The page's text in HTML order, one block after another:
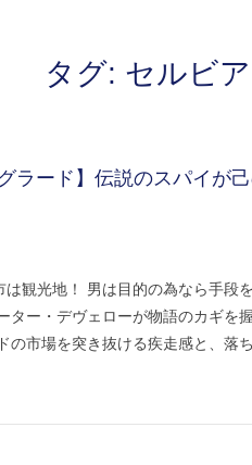
タグ: セルビア
ラード】伝説のスパイが
は観光地！ 男は目的の為なら手段
ター・デヴェローが物語のカギを
の市場を突き抜ける疾走感と、落